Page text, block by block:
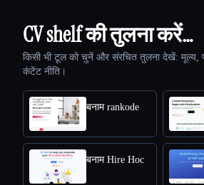
CV shelf की तुलना करें…
किसी भी टूल को चुनें और संरचित तुलना देखें: मूल्य,
कंटेंट नीति।
बनाम rankode
बनाम Hire Hoc